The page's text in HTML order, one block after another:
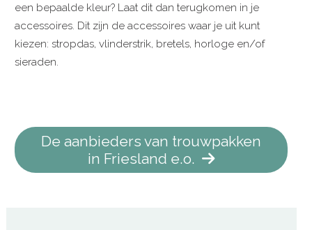
een bepaalde kleur? Laat dit dan terugkomen in je
accessoires. Dit zijn de accessoires waar je uit kunt
kiezen: stropdas, vlinderstrik, bretels, horloge en/of
sieraden.
De aanbieders van trouwpakken
in Friesland e.o.